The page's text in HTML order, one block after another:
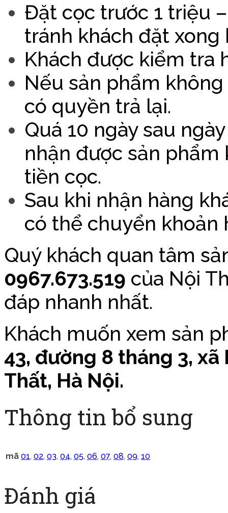
Đặt cọc trước 1 triệu
tránh khách đặt xong
Khách được kiểm tra
Nếu sản phẩm
có quyền trả lại.
Quá 10 ngày sau
nhận được sản
tiền cọc.
Sau khi nhận hàng
có thể chuyển khoản
Quý khách quan tâm
0967.673.519 của Nội
đáp nhanh nhất.
Khách muốn xem sản
43, đường 8 tháng 3,
Thất, Hà Nội.
Thông tin bổ sung
mã 01, 02, 03, 04, 05, 06, 07, 08, 09, 10
Đánh giá